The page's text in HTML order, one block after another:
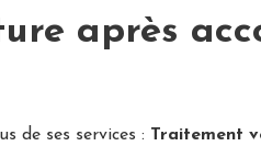
après
de ses services : Traitement